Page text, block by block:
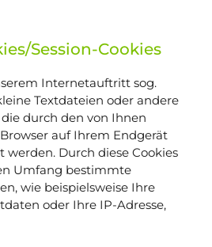
Session-Cookies
Internetauftritt sog.
Textdateien oder andere
durch den von Ihnen
auf Ihrem Endgerät
Durch diese Cookies
Umfang bestimmte
wie beispielsweise Ihre
oder Ihre IP-Adresse,